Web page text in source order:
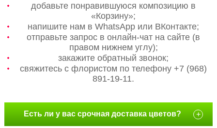
добавьте понравившуюся композицию в
«Корзину»;
напишите нам в WhatsApp или ВКонтакте;
отправьте запрос в онлайн-чат на сайте (в
правом нижнем углу);
закажите обратный звонок;
свяжитесь с флористом по телефону +7 (968)
891-19-11.
Есть ли у вас срочная доставка цветов? +